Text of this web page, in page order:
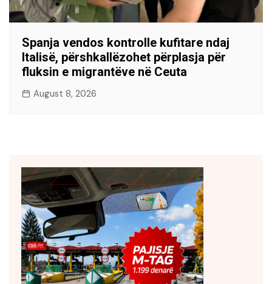
Spanja vendos kontrolle kufitare ndaj
Italisë, përshkallëzohet përplasja për
fluksin e migrantëve në Ceuta
August 8, 2026